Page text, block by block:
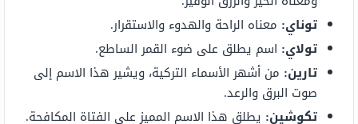
توناي: معناه الراحة والهدوء والاستقرار.
تولاي: اسم يطلق على ضوء القمر الساطع.
تارين: من أشهر الأسماء التركية، ويشير هذا الاسم إلى
صوت البرق والرعد.
تكوشين: يطلق هذا الاسم المميز على الفتاة المكافحة.